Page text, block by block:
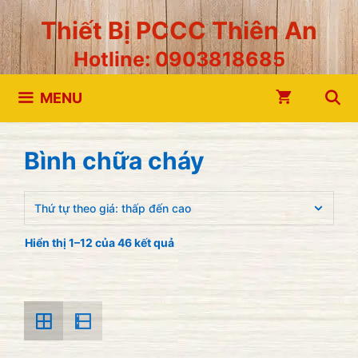
Chuyển
đến
nội
dung
Thiết Bị PCCC Thiên An
Hotline: 0903818685
MENU
Bình chữa cháy
Hiển thị 1–12 của 46 kết quả